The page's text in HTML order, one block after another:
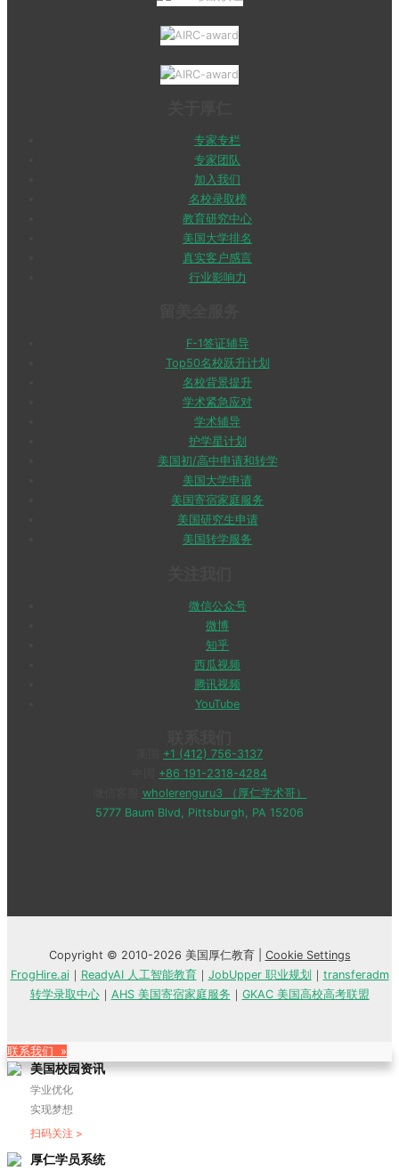
专家专栏
专家团队
加入我们
名校录取榜
教育研究中心
美国大学排名
真实客户感言
行业影响力
F-1签证辅导
Top50名校跃升计划
名校背景提升
学术紧急应对
学术辅导
护学星计划
美国初/高中申请和转学
美国大学申请
美国寄宿家庭服务
美国研究生申请
美国转学服务
微信公众号
微博
知乎
西瓜视频
腾讯视频
YouTube
+1 (412) 756-3137
+86 191-2318-4284
wholerenguru3 （厚仁学术哥）
5777 Baum Blvd, Pittsburgh, PA 15206
Copyright © 2010-2026 美国厚仁教育 | Cookie Settings
FrogHire.ai｜ ReadyAI 人工智能教育｜ JobUpper 职业规划 ｜ transferadm
转学录取中心｜ AHS 美国寄宿家庭服务 ｜ GKAC 美国高校高考联盟
联系我们 »
美国校园资讯
学业优化
实现梦想
扫码关注 >
厚仁学员系统